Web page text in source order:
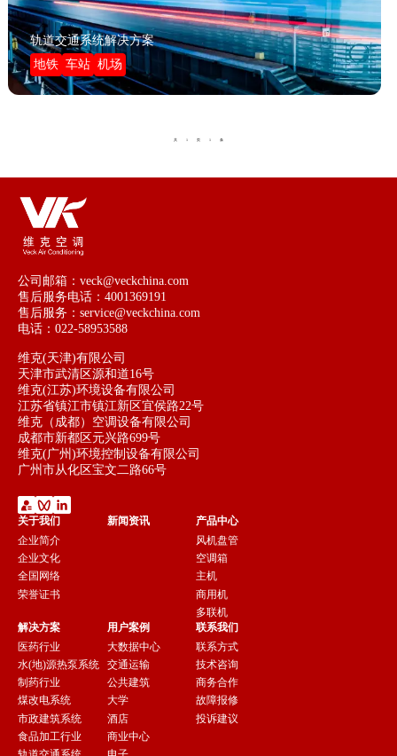
轨道交通系统解决方案
地铁 车站 机场
共 1 页 1 条
公司邮箱：veck@veckchina.com
售后服务电话：4001369191
售后服务：service@veckchina.com
电话：022-58953588
维克(天津)有限公司
天津市武清区源和道16号
维克(江苏)环境设备有限公司
江苏省镇江市镇江新区宜侯路22号
维克（成都）空调设备有限公司
成都市新都区元兴路699号
维克(广州)环境控制设备有限公司
广州市从化区宝文二路66号
关于我们
企业简介
企业文化
全国网络
荣誉证书
新闻资讯
产品中心
风机盘管
空调箱
主机
商用机
多联机
解决方案
医药行业
水(地)源热泵系统
制药行业
煤改电系统
市政建筑系统
食品加工行业
用户案例
大数据中心
交通运输
公共建筑
大学
酒店
商业中心
联系我们
联系方式
技术咨询
商务合作
故障报修
投诉建议